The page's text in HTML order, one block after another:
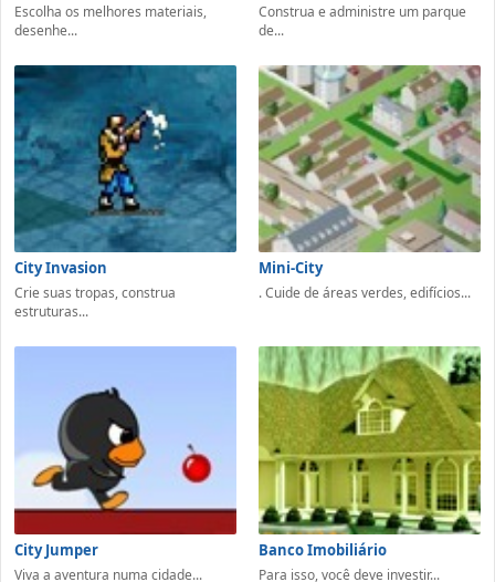
Escolha os melhores materiais,
desenhe...
Construa e administre um parque
de...
City Invasion
Crie suas tropas, construa
estruturas...
Mini-City
. Cuide de áreas verdes, edifícios...
City Jumper
Viva a aventura numa cidade...
Banco Imobiliário
Para isso, você deve investir...